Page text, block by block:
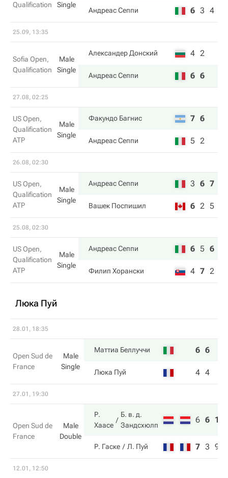
Qualification
Single
Андреас Сеппи 6 3 4
25.09, 13:35
Sofia Open,
Qualification
Male
Single
Александер Донский 4 2
Андреас Сеппи 6 6
27.08, 02:25
US Open,
Qualification
ATP
Male
Single
Факундо Багнис 7 6
Андреас Сеппи 5 2
26.08, 02:30
US Open,
Qualification
ATP
Male
Single
Андреас Сеппи 3 6 7
Вашек Поспишил 6 2 5
25.08, 02:30
US Open,
Qualification
ATP
Male
Single
Андреас Сеппи 6 5 6
Филип Хорански 4 7 2
Люка Пуй
28.01, 18:35
Open Sud de
France
Male
Single
Маттиа Беллуччи 6 6
Люка Пуй 4 4
27.01, 19:30
Open Sud de
France
Male
Double
Р.
Хаасе
Б. в. д.
Зандсхюлп
6 6 11
Р. Гаске Л. Пуй 7 3 9
12.01, 12:50